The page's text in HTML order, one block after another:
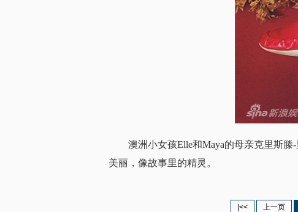
澳洲小女孩Elle和Maya的母亲克里斯
美丽，像故事里的精灵。
|<< 上一页